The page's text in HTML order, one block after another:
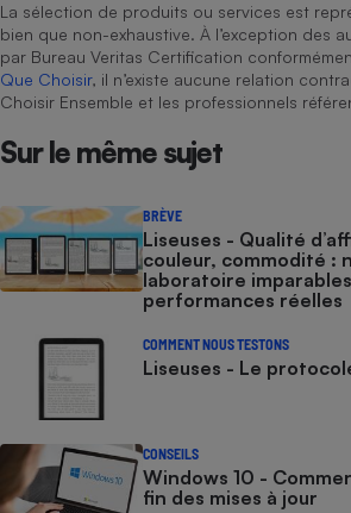
La sélection de produits ou services est
bien que non-exhaustive. À l’exception des
par Bureau Veritas Certification
Que Choisir, il n’existe aucune relation
Choisir Ensemble et les professionnels
Sur le même sujet
BRÈVE
Liseuses - Qualité
couleur, commodité :
laboratoire
performances réelles
COMMENT NOUS TESTONS
Liseuses - Le
CONSEILS
Windows 10 -
fin des mises à jour